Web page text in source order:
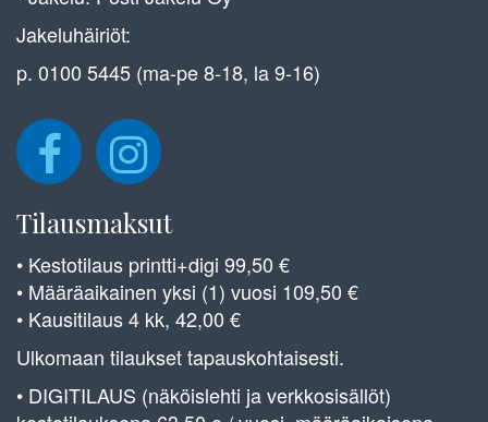
Jakeluhäiriöt:
p. 0100 5445 (ma-pe 8-18, la 9-16)
Tilausmaksut
• Kestotilaus printti+digi 99,50 €
• Määräaikainen yksi (1) vuosi 109,50 €
• Kausitilaus 4 kk, 42,00 €
Ulkomaan tilaukset tapauskohtaisesti.
• DIGITILAUS (näköislehti ja verkkosisällöt)